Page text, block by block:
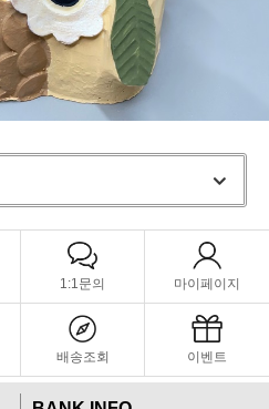
1:1문의 마이페이지
배송조회 이벤트